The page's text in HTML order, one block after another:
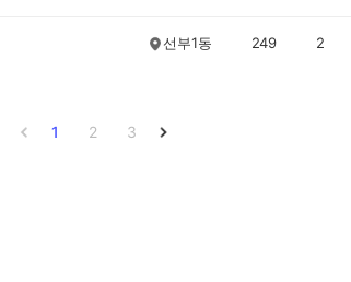
선부1동 249 2
1 2 3